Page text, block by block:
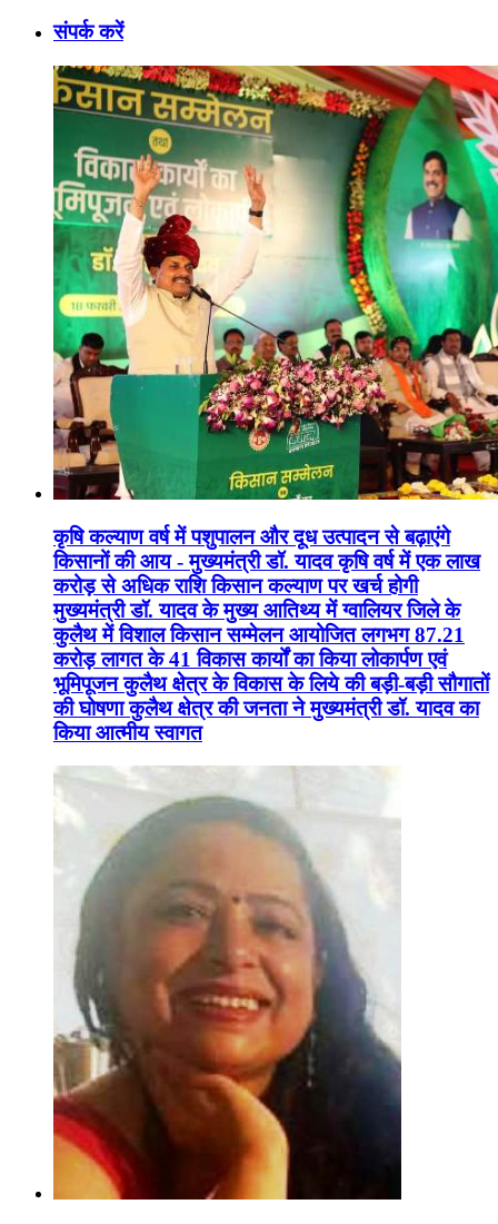
संपर्क करें
कृषि कल्याण वर्ष में पशुपालन और दूध उत्पादन से बढ़ाएंगे
किसानों की आय - मुख्यमंत्री डॉ. यादव कृषि वर्ष में एक लाख
करोड़ से अधिक राशि किसान कल्याण पर खर्च होगी
मुख्यमंत्री डॉ. यादव के मुख्य आतिथ्य में ग्वालियर जिले के
कुलैथ में विशाल किसान सम्मेलन आयोजित लगभग 87.21
करोड़ लागत के 41 विकास कार्यों का किया लोकार्पण एवं
भूमिपूजन कुलैथ क्षेत्र के विकास के लिये की बड़ी-बड़ी सौगातों
की घोषणा कुलैथ क्षेत्र की जनता ने मुख्यमंत्री डॉ. यादव का
किया आत्मीय स्वागत